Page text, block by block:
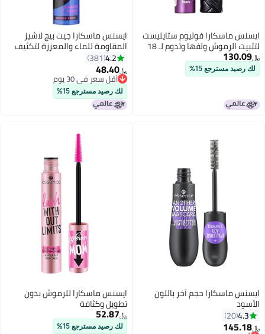
ايسنس ماسكارا فوليوم ستايليست
لتثبيت الرموش ولفها وتدوم لـ 18
ساعة أسود
﷼‏130.09
لك رصيد مسترجع 15% 2
ايسنس ماسكارا جيت بيج لاشيز
المقاومة للماء والمعززة لتكثيف
الرموش أسود
4.2
381
﷼‏48.40
أقل سعر في 30 يوم
أقل سعر في 30 يوم
لك رصيد مسترجع 15%
ايسنس ماسكارا حجم آخر باللون
الأسود
4.3
20
﷼‏145.18
ايسنس ماسكارا للرموش بدون
تطويل وكثافة
﷼‏52.87
لك رصيد مسترجع 15%